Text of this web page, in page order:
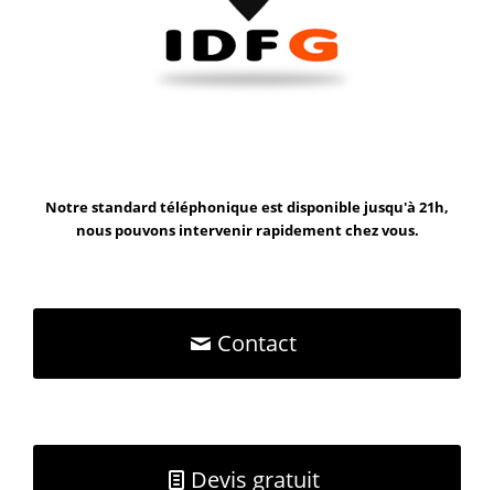
Notre standard téléphonique est disponible jusqu'à 21h,
nous pouvons intervenir rapidement chez vous.
Contact
Devis gratuit